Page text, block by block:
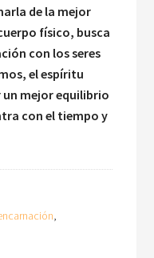
de la mejor
físico, busca
con los seres
el espíritu
un mejor equilibrio
con el tiempo y
,